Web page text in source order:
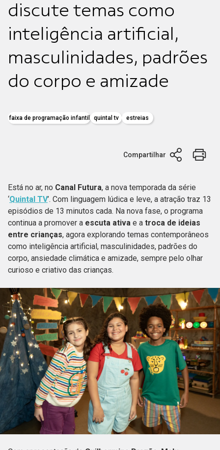
discute temas como
inteligência artificial,
masculinidades, padrões
do corpo e amizade
faixa de programação infantil quintal tv estreias
Compartilhar
Está no ar, no Canal Futura, a nova temporada da série
‘Quintal TV’. Com linguagem lúdica e leve, a atração traz 13
episódios de 13 minutos cada. Na nova fase, o programa
continua a promover a escuta ativa e a troca de ideias
entre crianças, agora explorando temas contemporâneos
como inteligência artificial, masculinidades, padrões do
corpo, ansiedade climática e amizade, sempre pelo olhar
curioso e criativo das crianças.